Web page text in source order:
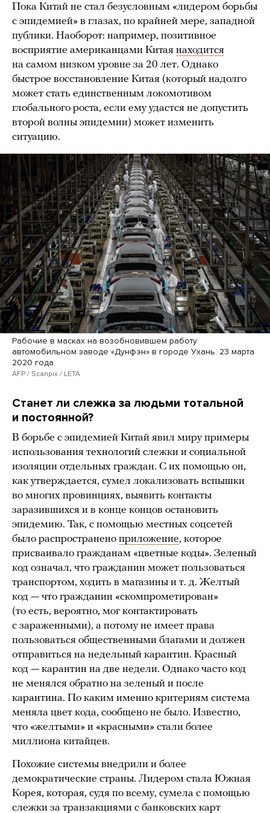
Пока Китай не стал безусловным «лидером борьбы
с эпидемией» в глазах, по крайней мере, западной
публики. Наоборот: например, позитивное
восприятие американцами Китая находится
на самом низком уровне за 20 лет. Однако
быстрое восстановление Китая (который надолго
может стать единственным локомотивом
глобального роста, если ему удастся не допустить
второй волны эпидемии) может изменить
ситуацию.
Рабочие в масках на возобновившем работу
автомобильном заводе «Дунфэн» в городе Ухань. 23 марта
2020 года
AFP / Scanpix / LETA
Станет ли слежка за людьми тотальной
и постоянной?
В борьбе с эпидемией Китай явил миру примеры
использования технологий слежки и социальной
изоляции отдельных граждан. С их помощью он,
как утверждается, сумел локализовать вспышки
во многих провинциях, выявить контакты
заразившихся и в конце концов остановить
эпидемию. Так, с помощью местных соцсетей
было распространено приложение, которое
присваивало гражданам «цветные коды». Зеленый
код означал, что гражданин может пользоваться
транспортом, ходить в магазины и т. д. Желтый
код — что гражданин «скомпрометирован»
(то есть, вероятно, мог контактировать
с зараженными), а потому не имеет права
пользоваться общественными благами и должен
отправиться на недельный карантин. Красный
код — карантин на две недели. Однако часто код
не менялся обратно на зеленый и после
карантина. По каким именно критериям система
меняла цвет кода, сообщено не было. Известно,
что «желтыми» и «красными» стали более
миллиона китайцев.
Похожие системы внедрили и более
демократические страны. Лидером стала Южная
Корея, которая, судя по всему, сумела с помощью
слежки за транзакциями с банковских карт